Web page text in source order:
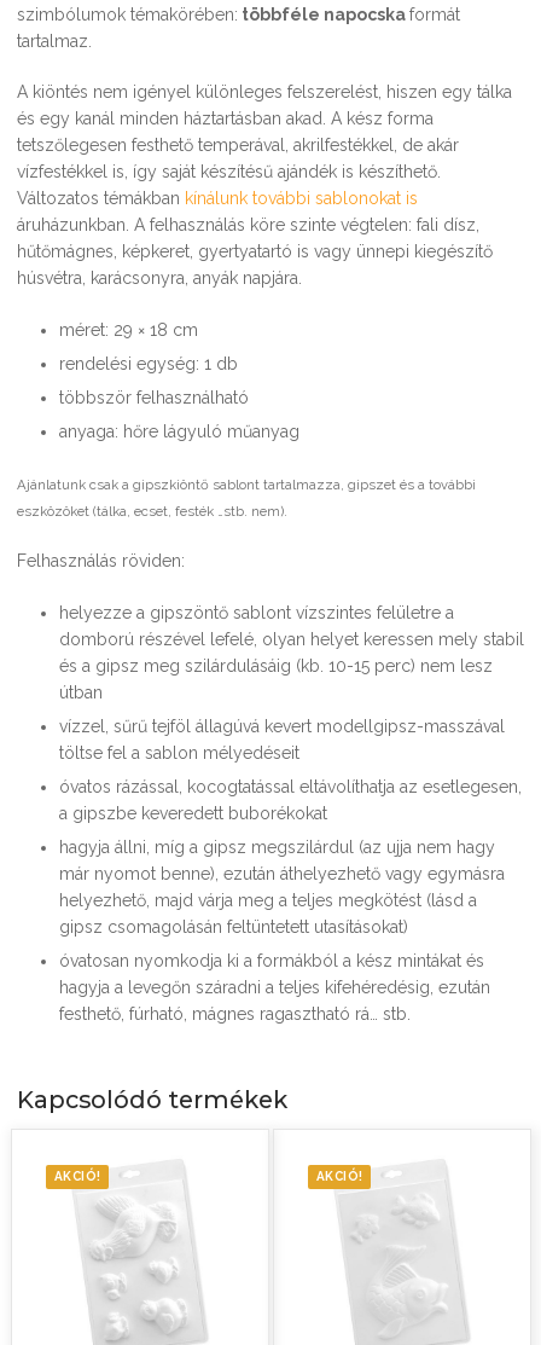
szimbólumok témakörében: többféle napocskaformát
tartalmaz.
A kiöntés nem igényel különleges felszerelést, hiszen egy tálka
és egy kanál minden háztartásban akad. A kész forma
tetszőlegesen festhető temperával, akrilfestékkel, de akár
vízfestékkel is, így saját készítésű ajándék is készíthető.
Változatos témákban kínálunk további sablonokat is
áruházunkban. A felhasználás köre szinte végtelen: fali dísz,
hűtőmágnes, képkeret, gyertyatartó is vagy ünnepi kiegészítő
húsvétra, karácsonyra, anyák napjára.
méret: 29 × 18 cm
rendelési egység: 1 db
többször felhasználható
anyaga: hőre lágyuló műanyag
Ajánlatunk csak a gipszkiöntő sablont tartalmazza, gipszet és a további
eszközöket (tálka, ecset, festék …stb. nem).
Felhasználás röviden:
helyezze a gipszöntő sablont vízszintes felületre a
domború részével lefelé, olyan helyet keressen mely stabil
és a gipsz meg szilárdulásáig (kb. 10-15 perc) nem lesz
útban
vízzel, sűrű tejföl állagúvá kevert modellgipsz-masszával
töltse fel a sablon mélyedéseit
óvatos rázással, kocogtatással eltávolíthatja az esetlegesen,
a gipszbe keveredett buborékokat
hagyja állni, míg a gipsz megszilárdul (az ujja nem hagy
már nyomot benne), ezután áthelyezhető vagy egymásra
helyezhető, majd várja meg a teljes megkötést (lásd a
gipsz csomagolásán feltüntetett utasításokat)
óvatosan nyomkodja ki a formákból a kész mintákat és
hagyja a levegőn száradni a teljes kifehéredésig, ezután
festhető, fúrható, mágnes ragasztható rá… stb.
Kapcsolódó termékek
AKCIÓ! AKCIÓ!